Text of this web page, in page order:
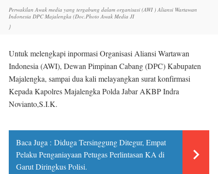
Perwakilan Awak media yang tergabung dalam organisasi (AWI ) Aliansi Wartawan
Indonesia DPC Majalengka (Doc.Photo Awak Media JI
)
Untuk melengkapi inpormasi Organisasi Aliansi Wartawan
Indonesia (AWI), Dewan Pimpinan Cabang (DPC) Kabupaten
Majalengka, sampai dua kali melayangkan surat konfirmasi
Kepada Kapolres Majalengka Polda Jabar AKBP Indra
Novianto,S.I.K.
Baca Juga : Diduga Tersinggung Ditegur, Empat
Pelaku Penganiayaan Petugas Perlintasan KA di
Garut Diringkus Polisi.